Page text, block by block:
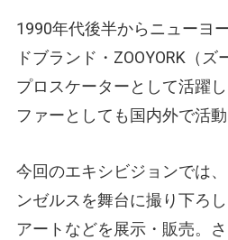
1990年代後半からニューヨ
ドブランド・ZOOYORK（
プロスケーターとして活躍
ファーとしても国内外で活動
今回のエキシビジョンでは
ンゼルスを舞台に撮り下ろ
アートなどを展示・販売。